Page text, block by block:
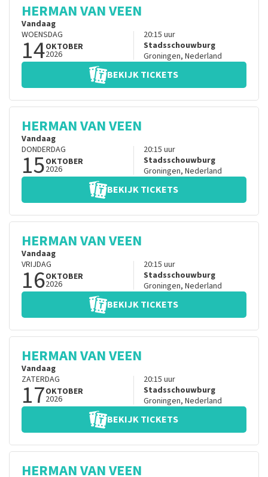
HERMAN VAN VEEN
Vandaag
WOENSDAG
14OKTOBER
2026
20:15 uur
Stadsschouwburg
Groningen, Nederland
BEKIJK TICKETS
HERMAN VAN VEEN
Vandaag
DONDERDAG
15OKTOBER
2026
20:15 uur
Stadsschouwburg
Groningen, Nederland
BEKIJK TICKETS
HERMAN VAN VEEN
Vandaag
VRIJDAG
16OKTOBER
2026
20:15 uur
Stadsschouwburg
Groningen, Nederland
BEKIJK TICKETS
HERMAN VAN VEEN
Vandaag
ZATERDAG
17OKTOBER
2026
20:15 uur
Stadsschouwburg
Groningen, Nederland
BEKIJK TICKETS
HERMAN VAN VEEN